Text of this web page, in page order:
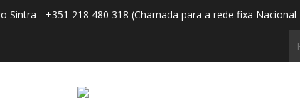
Sintra - +351 218 480 318 (Chamada para a rede fixa Nacional